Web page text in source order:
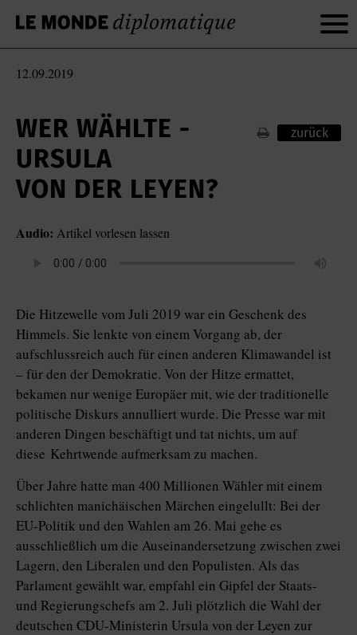
12.09.2019
WER ­WÄHLTE ­
URSULA
VON DER LEYEN?
zurück
Audio: Artikel vorlesen lassen
Die Hitzewelle vom Juli 2019 war ein Geschenk des
Himmels. Sie lenkte von einem Vorgang ab, der
aufschlussreich auch für einen anderen Klimawandel ist
– für den der Demokratie. Von der Hitze ermattet,
bekamen nur wenige Europäer mit, wie der traditionelle
politische Diskurs annulliert wurde. Die Presse war mit
anderen Dingen beschäftigt und tat nichts, um auf
diese Kehrtwende aufmerksam zu machen.
Über Jahre hatte man 400 Millionen Wähler mit einem
schlichten manichäischen Märchen eingelullt: Bei der
EU-Politik und den Wahlen am 26. Mai gehe es
ausschließlich um die Auseinandersetzung zwischen zwei
Lagern, den Liberalen und den Populisten. Als das
Parlament gewählt war, empfahl ein Gipfel der Staats-
und Regierungschefs am 2. Juli plötzlich die Wahl der
deutschen CDU-Ministerin Ursula von der Leyen zur